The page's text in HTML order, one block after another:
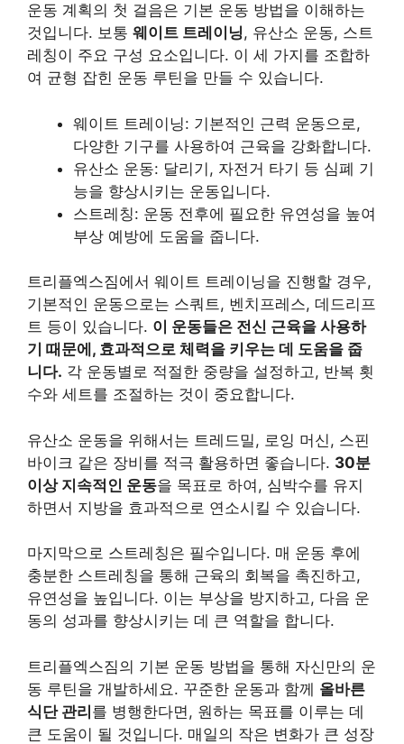
운동 계획의 첫 걸음은 기본 운동 방법을 이해하는
것입니다. 보통 웨이트 트레이 닝, 유산소 운동, 스트
레칭이 주요 구성 요소입니다. 이 세 가지를 조합하
여 균형 잡힌 운동 루틴을 만들 수 있습니다.
웨이트 트레이닝: 기본적인 근력 운동으로,
다양한 기구를 사용하여 근육을 강화합니다.
유산소 운동: 달리기, 자전거 타기 등 심폐 기
능을 향상시키는 운동입니다.
스트레칭: 운동 전후에 필요한 유연성을 높여
부상 예방에 도움을 줍니다.
트리플엑스짐에서 웨이트 트레이닝을 진행할 경우,
기본적인 운동으로는 스쿼트, 벤치프레스, 데드리프
트 등이 있습니다. 이 운동들은 전신 근육을 사용하
기 때문에, 효과적으로 체력을 키우는 데 도움을 줍
니다. 각 운동별로 적절한 중량을 설정하고, 반복 횟
수와 세트를 조절하는 것이 중요합니다.
유산소 운동을 위해서는 트레드밀, 로잉 머신, 스핀
바이크 같은 장비를 적극 활용하면 좋습니다. 30분
이상 지속적인 운동을 목표로 하여, 심박수를 유지
하면서 지방을 효과적으로 연소시킬 수 있습니다.
마지막으로 스트레칭은 필수입니다. 매 운동 후에
충분한 스트레칭을 통해 근육의 회복을 촉진하고,
유연성을 높입니다. 이는 부상을 방지하고, 다음 운
동의 성과를 향상시키는 데 큰 역할을 합니다.
트리플엑스짐의 기본 운동 방법을 통해 자신만의 운
동 루틴을 개발하세요. 꾸준한 운동과 함께 올바른
식단 관리를 병행한다면, 원하는 목표를 이루는 데
큰 도움이 될 것입니다. 매일의 작은 변화가 큰 성장